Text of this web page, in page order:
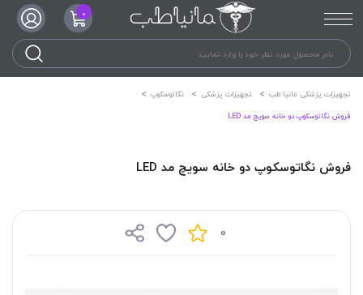
0
تجهیزات پزشکی مانیا طب تجهیزات پزشکی
نگاتوسکوپ
فروش نگاتوسکوپ دو خانه سویچ مد LED
فروش نگاتوسکوپ دو خانه سویچ مد LED
0